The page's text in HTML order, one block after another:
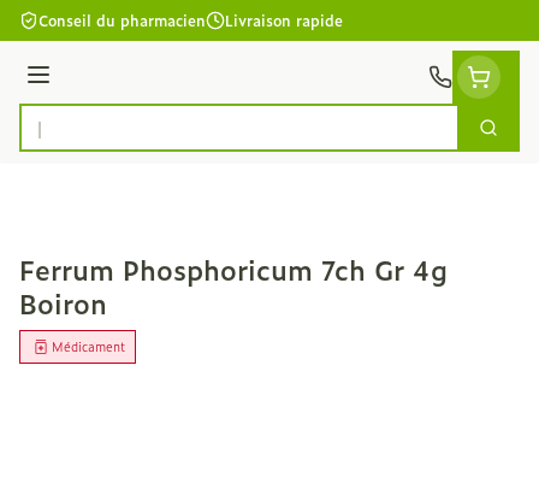
Aller au contenu
Conseil du pharmacien Livraison rapide
Menu
Rechercher
Ferrum Phosphoricum 7ch Gr 4g
Boiron
Médicament